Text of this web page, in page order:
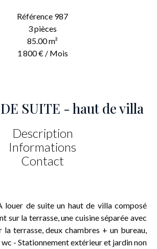
Référence 987
3 pièces
85.00m²
1 800 € / Mois
SUITE - haut de villa
Description
Informations
Contact
louer de suite un haut de villa composé
sur la terrasse, une cuisine séparée avec
terrasse, deux chambres + un bureau,
wc - Stationnement extérieur et jardin non